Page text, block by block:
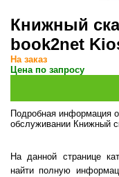
Книжный
book2net
На заказ
Цена по запросу
Подробная информация о
обслуживании Книжный
На данной странице
найти полную